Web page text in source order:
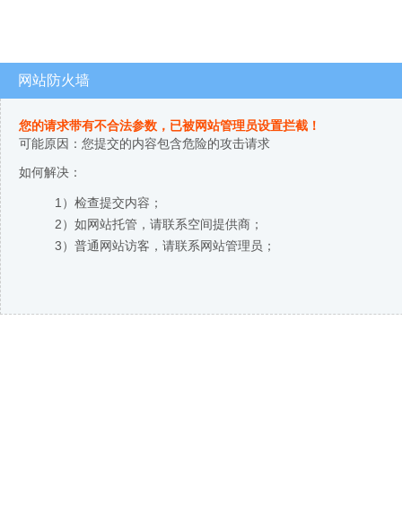
网站防火墙
您的请求带有不合法参数，已被网站管理员设置拦截！
可能原因：您提交的内容包含危险的攻击请求
如何解决：
1）检查提交内容；
2）如网站托管，请联系空间提供商；
3）普通网站访客，请联系网站管理员；